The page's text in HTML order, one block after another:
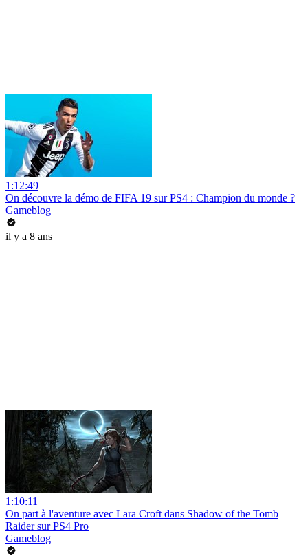
1:12:49
On découvre la démo de FIFA 19 sur PS4 : Champion du monde ?
Gameblog
il y a 8 ans
1:10:11
On part à l'aventure avec Lara Croft dans Shadow of the Tomb
Raider sur PS4 Pro
Gameblog